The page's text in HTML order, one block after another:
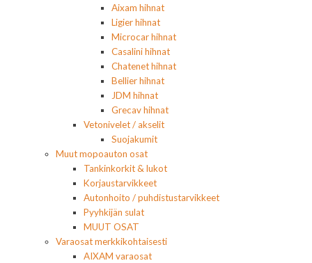
Aixam hihnat
Ligier hihnat
Microcar hihnat
Casalini hihnat
Chatenet hihnat
Bellier hihnat
JDM hihnat
Grecav hihnat
Vetonivelet / akselit
Suojakumit
Muut mopoauton osat
Tankinkorkit & lukot
Korjaustarvikkeet
Autonhoito / puhdistustarvikkeet
Pyyhkijän sulat
MUUT OSAT
Varaosat merkkikohtaisesti
AIXAM varaosat